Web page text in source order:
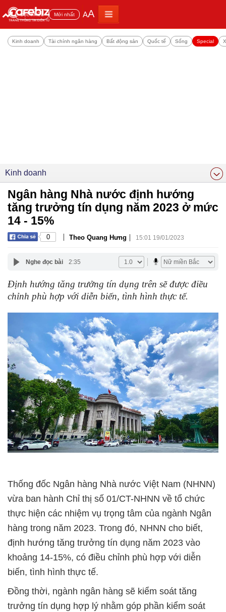
Đọc nhiều Mới nhất AA
Kinh doanh Tài chính ngân hàng Bất động sản Quốc tế Sống Special
Kinh doanh
Ngân hàng Nhà nước định hướng
tăng trưởng tín dụng năm 2023 ở mức
14 - 15%
0 | Theo Quang Hưng | 15:01 19/01/2023
Nghe đọc bài 2:35
Định hướng tăng trưởng tín dụng trên sẽ được điều
chỉnh phù hợp với diễn biến, tình hình thực tế.
Thống đốc Ngân hàng Nhà nước Việt Nam (NHNN)
vừa ban hành Chỉ thị số 01/CT-NHNN về tổ chức
thực hiện các nhiệm vụ trọng tâm của ngành Ngân
hàng trong năm 2023. Trong đó, NHNN cho biết,
định hướng tăng trưởng tín dụng năm 2023 vào
khoảng 14-15%, có điều chỉnh phù hợp với diễn
biến, tình hình thực tế.
Đồng thời, ngành ngân hàng sẽ kiểm soát tăng
trưởng tín dụng hợp lý nhằm góp phần kiểm soát